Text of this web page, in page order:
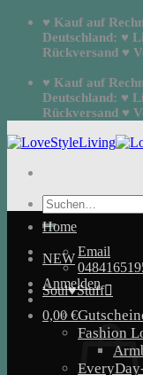
Zum
springen
♥ Kauf auf
Deutschland: ♥
Rückversand ♥
♥ Kauf auf
Deutschland: ♥
Rückversand ♥
Suchen
nach:
Email
Anmelden
0,00€
Home
NEW
Soul♥Stuff
Fashion